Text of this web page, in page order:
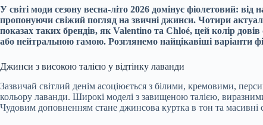
У світі моди сезону весна-літо 2026 домінує фіолетовий:
пропонуючи свіжий погляд на звичні джинси. Чотири
показах таких брендів, як Valentino та Chloé, цей колір
або нейтральною гамою. Розглянемо найцікавіші варіанти
Джинси з високою талією у відтінку лаванди
Зазвичай світлий денім асоціюється з білими, кремовими,
кольору лаванди. Широкі моделі з завищеною талією,
Чудовим доповненням стане джинсова куртка в тон та масивні